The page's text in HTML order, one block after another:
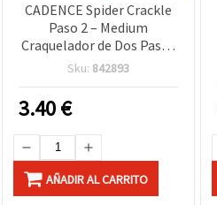
CADENCE Spider Crackle
Paso 2 – Medium
Craquelador de Dos Pasos
70 ml para Decoupage,
Manualidades DIY – Capa
Final Efecto Telaraña
para Madera, Vidrio,
Lienzo y más
Sku: 842893
3.40€
AÑADIR AL CARRITO